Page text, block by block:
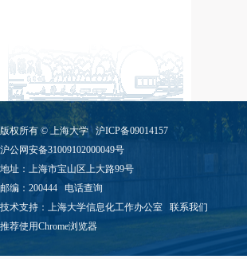
版权所有 ©上海大学
沪ICP备09014157
沪公网安备31009102000049号
地址：上海市宝山区上大路99号
邮编：200444 电话查询
技术支持： 上海大学信息化工作办公室 联系我们
推荐使用Chrome浏览器